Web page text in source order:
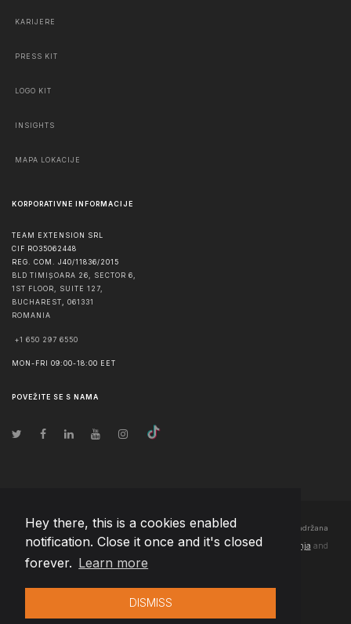
Hey there, this is a cookies enabled
notification. Close it once and it's closed
forever. Learn more
DISMISS
KARIJERE
PRESS KIT
LOGO KIT
INSIGHTS
MAPA LOKACIJE
KORPORATIVNE INFORMACIJE
TEAM EXTENSION SRL
CIF RO35062448
REG. COM. J40/11836/2015
BLD TIMIȘOARA 26, SECTOR 6,
1ST FLOOR, SUITE 127,
BUCHAREST
061331
ROMANIA
+1 650 297 6550
MON-FRI 09:00-18:00 EET
POVEŽITE SE S NAMA
© Autorska prava 2026 Team Extension Bosnia Herzegovina - Sva prava zadržana
Changelog● Korišćenjem ove stranice slažete se sa našimPravila korištenja and
Politika privatnosti